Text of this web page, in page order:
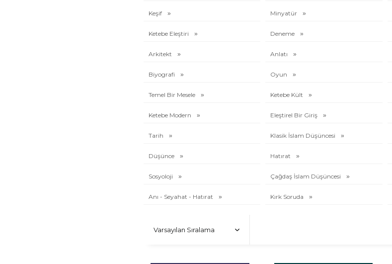
Keşif Minyatür
Ketebe Eleştiri Deneme
Arkitekt Anlatı
Biyografi Oyun
Temel Bir Mesele Ketebe Kült
Ketebe Modern Eleştirel Bir Giriş
Tarih Klasik İslam Düşüncesi
Düşünce Hatırat
Sosyoloji Çağdaş İslam Düşüncesi
Anı - Seyahat - Hatırat Kırk Soruda